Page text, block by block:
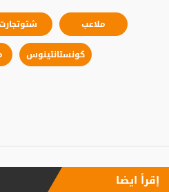
ملاعب
كونستانتينوس
إقرأ ايضا